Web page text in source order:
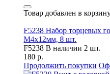
Товар добавлен в
F5238 Набор торцевых
M4x12мм, 8 шт.
F5238 В наличии 2 шт.
180 р.
Продолжить покупки